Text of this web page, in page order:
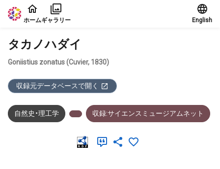
本文に飛ぶ
ホームギャラリー English
タカノハダイ
Goniistius zonatus (Cuvier, 1830)
収録元データベースで開く
自然史・理工学 収録:サイエンスミュージアムネット